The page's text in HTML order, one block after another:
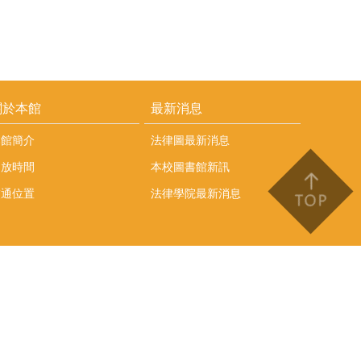
於本館
簡介
時間
位置
最新消息
法律圖最新消息
本校圖書館新訊
法律學院最新消息